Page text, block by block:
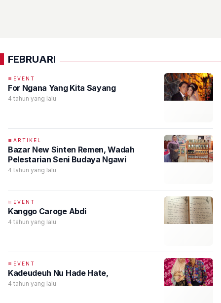
FEBRUARI
EVENT
For Ngana Yang Kita Sayang
4 tahun yang lalu
ARTIKEL
Bazar New Sinten Remen, Wadah
Pelestarian Seni Budaya Ngawi
4 tahun yang lalu
EVENT
Kanggo Caroge Abdi
4 tahun yang lalu
EVENT
Kadeudeuh Nu Hade Hate,
4 tahun yang lalu